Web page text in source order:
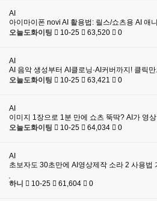
AI
아이마이폰 novi AI 활용법: 릴스/쇼츠용 AI 애
오늘도화이팅
10-25 63,520 0
AI
AI 음악 생성부터 AI클로닝·AI커버까지! 클릭
오늘도화이팅
10-25 63,421 0
AI
이미지 1장으로 1분 만에 쇼츠 뚝딱? AI가 영
오늘도화이팅
10-25 64,034 0
AI
초보자도 30초만에 AI영상제작 소라 2 사용
하니 10-25 61,604 0